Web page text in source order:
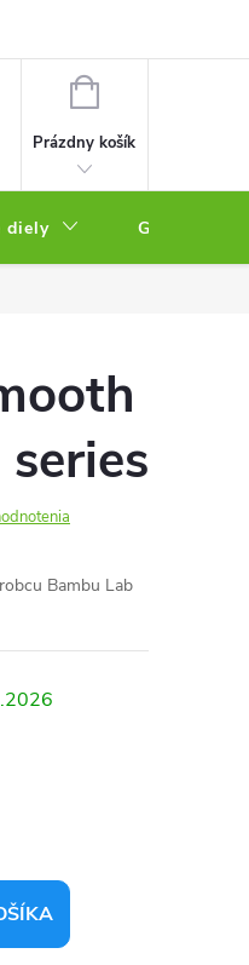
NÁKUPNÝ
Prázdny košík
diely
Bambu Lab